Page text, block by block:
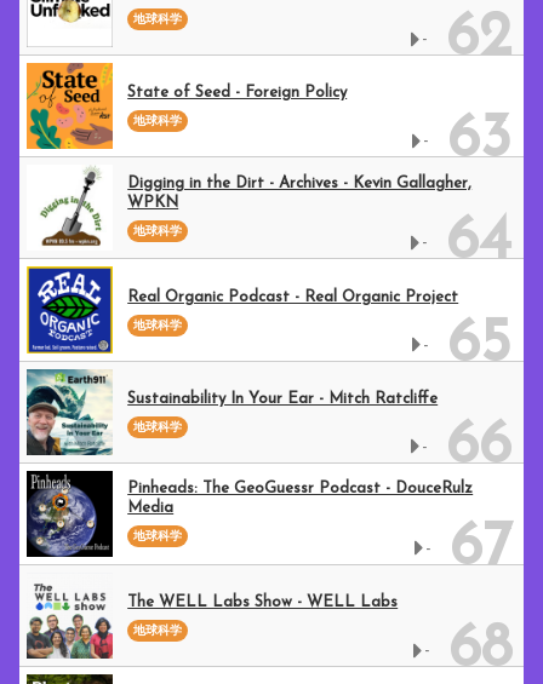
- 62
地球科学
- 63
State of Seed - Foreign Policy
地球科学
- 64
Digging in the Dirt - Archives - Kevin Gallagher,
WPKN
地球科学
- 65
Real Organic Podcast - Real Organic Project
地球科学
- 66
Sustainability In Your Ear - Mitch Ratcliffe
地球科学
- 67
Pinheads: The GeoGuessr Podcast - DouceRulz
Media
地球科学
- 68
The WELL Labs Show - WELL Labs
地球科学